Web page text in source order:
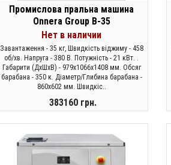
Промислова пральна машина
Onnera Group B-35
Нет в наличии
Завантаження - 35 кг, Швидкість віджиму - 458
об/хв. Напруга - 380 В. Потужність - 21 кВт. .
Габарити (ДхШхВ) - 979х1066х1408 мм. Обсяг
барабана - 350 к. Діаметр/Глибина барабана -
860х602 мм. Швидкіс..
383160 грн.